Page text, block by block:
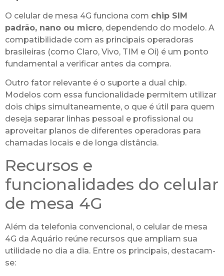
O celular de mesa 4G funciona com chip SIM
padrão, nano ou micro, dependendo do modelo. A
compatibilidade com as principais operadoras
brasileiras (como Claro, Vivo, TIM e Oi) é um ponto
fundamental a verificar antes da compra.
Outro fator relevante é o suporte a dual chip.
Modelos com essa funcionalidade permitem utilizar
dois chips simultaneamente, o que é útil para quem
deseja separar linhas pessoal e profissional ou
aproveitar planos de diferentes operadoras para
chamadas locais e de longa distância.
Recursos e
funcionalidades do celular
de mesa 4G
Além da telefonia convencional, o celular de mesa
4G da Aquário reúne recursos que ampliam sua
utilidade no dia a dia. Entre os principais, destacam-
se: